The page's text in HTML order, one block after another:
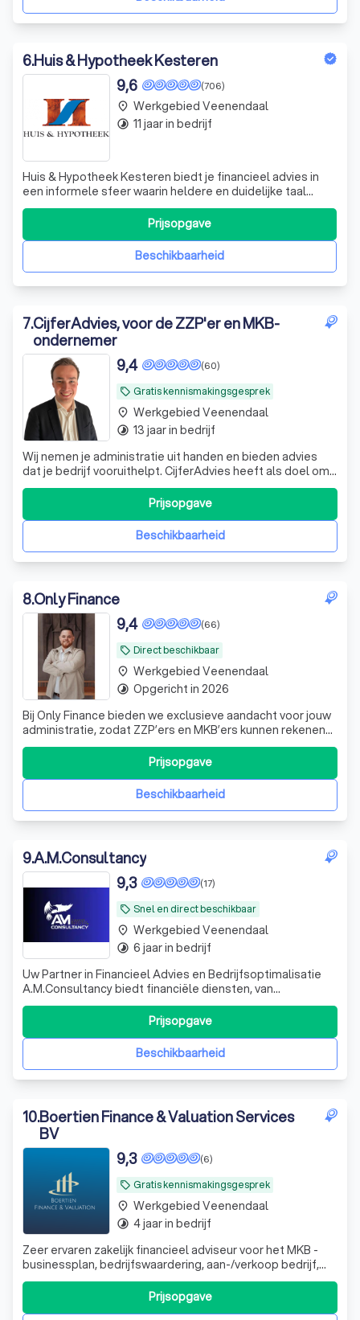
6.Huis & Hypotheek Kesteren
(706)
9,6
Huis & Hypotheek Kesteren biedt je financieel advies in
een informele sfeer waarin heldere en duidelijke taal
wordt gesproken. Het vinden van een hypotheek die
perfect aansluit bij je persoonlijke situatie en wensen is
immers al moeilijk genoeg. De klant staat centraal, dat
ben jij, het gaat om jouwBeschikbaarheid
Prijsopgave
place Werkgebied Veenendaal
timelapse 11 jaar in bedrijf
7.CijferAdvies, voor de ZZP'er en MKB-
ondernemer
local_offer Gratis kennismakingsgesprek
(60)
9,4
Wij nemen je administratie uit handen en bieden advies
dat je bedrijf vooruithelpt. CijferAdvies heeft als doel om
jouw bedrijf te laten floreren. Omdat bij Cijfers degelijk
Beschikbaarheid
Prijsopgave
place Werkgebied Veenendaal
timelapse 13 jaar in bedrijf
8.Only Finance
local_offer Direct beschikbaar
(66)
9,4
Bij Only Finance bieden we exclusieve aandacht voor jouw
administratie, zodat ZZP’ers en MKB’ers kunnen rekenen
op overzicht, inzicht en betrouwbare financiële
ondersteuning. Wij verzorgen jouw volledige administratie,
belastingaangiftes en salarisverwerking met een
persoonlijke touch. Geen callcent
Beschikbaarheid
Prijsopgave
place Werkgebied Veenendaal
timelapse Opgericht in 2026
9.A.M.Consultancy
local_offer Snel en direct beschikbaar
(17)
9,3
Uw Partner in Financieel Advies en Bedrijfsoptimalisatie
A.M.Consultancy biedt financiële diensten, van
boekhouding tot belastingoptimalisatie, met expertise in
financiële processen en ondersteiuning.
Beschikbaarheid
Prijsopgave
place Werkgebied Veenendaal
timelapse 6 jaar in bedrijf
10.Boertien Finance & Valuation Services
BV
local_offer Gratis kennismakingsgesprek
(6)
9,3
Zeer ervaren zakelijk financieel adviseur voor het MKB -
businessplan, bedrijfswaardering, aan-/verkoop bedrijf,
werknemersparticipaties, financieel zwaar weer en whoa
trajecten. DGA adviseringPrijsopgave
place Werkgebied Veenendaal
timelapse 4 jaar in bedrijf